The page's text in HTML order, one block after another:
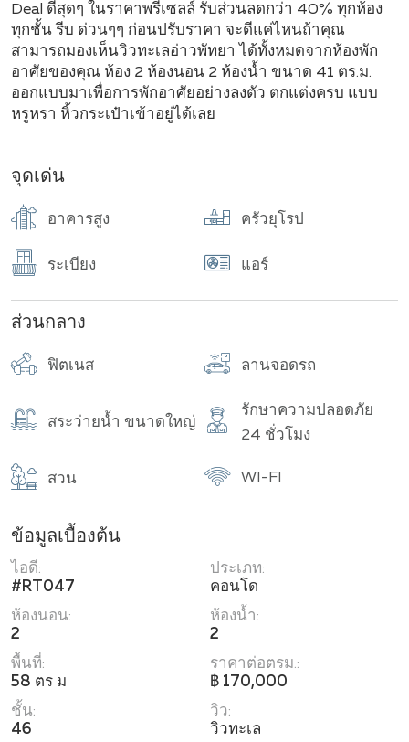
Deal ดีสุดๆ ในราคาพรีเซลล์ รับส่วนลดกว่า 40% ทุกห้อง
ทุกชั้น รีบ ด่วนๆๆ ก่อนปรับราคา จะดีแค่ไหนถ้าคุณ
สามารถมองเห็นวิวทะเลอ่าวพัทยา ได้ทั้งหมดจากห้องพัก
อาศัยของคุณ ห้อง 2 ห้องนอน 2 ห้องน้ำ ขนาด 41 ตร.ม.
ออกแบบมาเพื่อการพักอาศัยอย่างลงตัว ตกแต่งครบ แบบ
หรูหรา หิ้วกระเป๋าเข้าอยู่ได้เลย
จุดเด่น
อาคารสูง ครัวยุโรป
ระเบียง แอร์
ส่วนกลาง
ฟิตเนส ลานจอดรถ
สระว่ายน้ำ ขนาดใหญ่
รักษาความปลอดภัย
24 ชั่วโมง
สวน WI-FI
ข้อมูลเบื้องต้น
ไอดี:
#RT047
ประเภท:
คอนโด
ห้องนอน:
2
ห้องน้ำ:
2
พื้นที่:
58 ตร ม
ราคาต่อตรม.:
฿ 170,000
ชั้น:
46
วิว:
วิวทะเล